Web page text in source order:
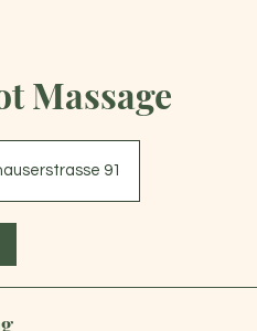
Massage
91